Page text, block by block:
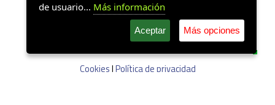
Horario
Mañanas:09.30 h. a 13.30 h.
16.30 h. a 20.30 h.SábadosCita previa
Cookies|Política de privacidad
de usuario... Más información
Aceptar Más opciones